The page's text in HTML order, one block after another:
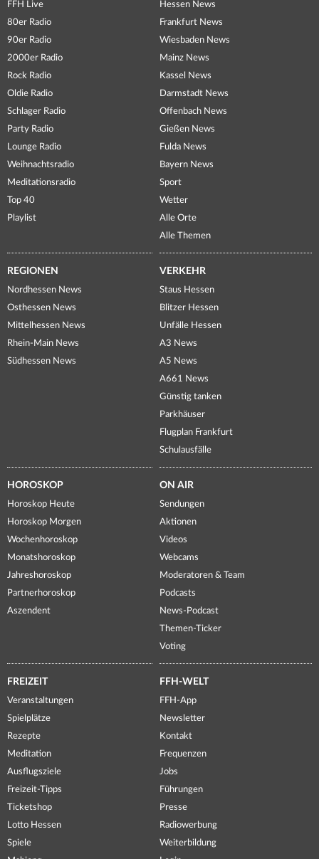
FFH Live
80er Radio
90er Radio
2000er Radio
Rock Radio
Oldie Radio
Schlager Radio
Party Radio
Lounge Radio
Weihnachtsradio
Meditationsradio
Top 40
Playlist
Hessen News
Frankfurt News
Wiesbaden News
Mainz News
Kassel News
Darmstadt News
Offenbach News
Gießen News
Fulda News
Bayern News
Sport
Wetter
Alle Orte
Alle Themen
REGIONEN
Nordhessen News
Osthessen News
Mittelhessen News
Rhein-Main News
Südhessen News
VERKEHR
Staus Hessen
Blitzer Hessen
Unfälle Hessen
A3 News
A5 News
A661 News
Günstig tanken
Parkhäuser
Flugplan Frankfurt
Schulausfälle
HOROSKOP
Horoskop Heute
Horoskop Morgen
Wochenhoroskop
Monatshoroskop
Jahreshoroskop
Partnerhoroskop
Aszendent
ON AIR
Sendungen
Aktionen
Videos
Webcams
Moderatoren & Team
Podcasts
News-Podcast
Themen-Ticker
Voting
FREIZEIT
Veranstaltungen
Spielplätze
Rezepte
Meditation
Ausflugsziele
Freizeit-Tipps
Ticketshop
Lotto Hessen
Spiele
FFH-WELT
FFH-App
Newsletter
Kontakt
Frequenzen
Jobs
Führungen
Presse
Radiowerbung
Weiterbildung